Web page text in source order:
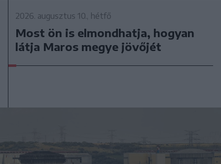
2026. augusztus 10., hétfő
Most ön is elmondhatja, hogyan
látja Maros megye jövőjét